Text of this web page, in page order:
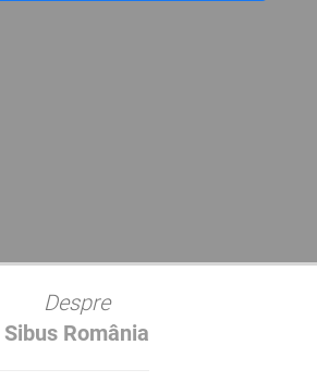
Despre
Sibus România